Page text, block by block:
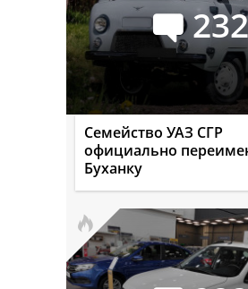
232
Семейство УАЗ СГР
официально
Буханку